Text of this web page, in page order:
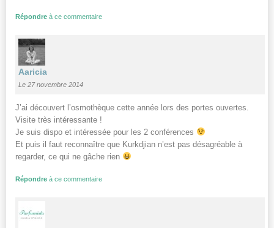
Répondre à ce commentaire
Aaricia
Le 27 novembre 2014
J’ai découvert l’osmothèque cette année lors des portes ouvertes.
Visite très intéressante !
Je suis dispo et intéressée pour les 2 conférences
Et puis il faut reconnaître que Kurkdjian n’est pas désagréable à
regarder, ce qui ne gâche rien
Répondre à ce commentaire